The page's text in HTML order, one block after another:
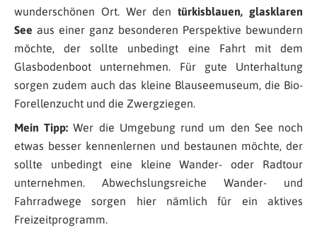
wunderschönen Ort. Wer dentürkisblauen, glasklaren
See aus einer ganz besonderen Perspektive bewundern
möchte, der sollte unbedingt eine Fahrt mit dem
Glasbodenboot unternehmen. Für gute Unterhaltung
sorgen zudem auch das kleine Blauseemuseum, die Bio-
Forellenzucht und die Zwergziegen.
Mein Tipp:Wer die Umgebung rund um den See noch
etwas besser kennenlernen und bestaunen möchte, der
sollte unbedingt eine kleine Wander- oder Radtour
unternehmen. Abwechslungsreiche Wander- und
Fahrradwege sorgen hier nämlich für ein aktives
Freizeitprogramm.